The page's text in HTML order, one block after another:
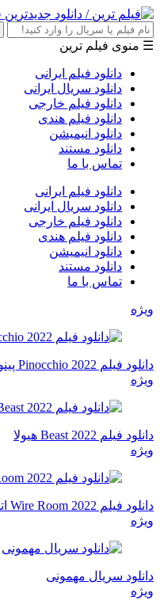
☰ منوی فیلم ترین
دانلود فیلم ایرانی
دانلود سریال ایرانی
دانلود فیلم خارجی
دانلود فیلم هندی
دانلود انیمیشن
دانلود مستند
تماس با ما
دانلود فیلم ایرانی
دانلود سریال ایرانی
دانلود فیلم خارجی
دانلود فیلم هندی
دانلود انیمیشن
دانلود مستند
تماس با ما
ویژه
دانلود فیلم Pinocchio 2022 پینوکیو
ویژه
دانلود فیلم Beast 2022 هیولا
ویژه
دانلود فیلم Wire Room 2022 اتاق شنود
ویژه
دانلود سریال مهمونی
ویژه